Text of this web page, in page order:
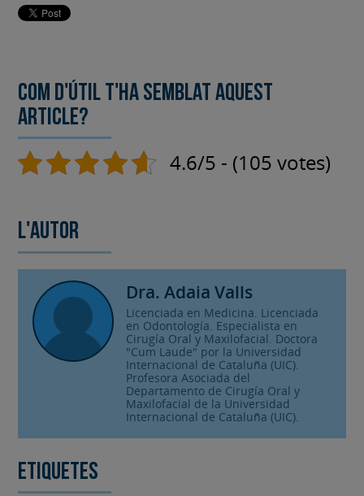
Com d'útil t'ha semblat aquest
article?
4.6/5 - (105 votes)
L'autor
Dra. Adaia Valls
Licenciada en Medicina. Licenciada
en Odontología. Especialista en
Cirugía Oral y Maxilofacial. Doctora
"Cum Laude" por la Universidad
Internacional de Cataluña (UIC).
Profesora Asociada del
Departamento de Cirugía Oral y
Maxilofacial de la Universidad
Internacional de Cataluña (UIC).
Etiquetes